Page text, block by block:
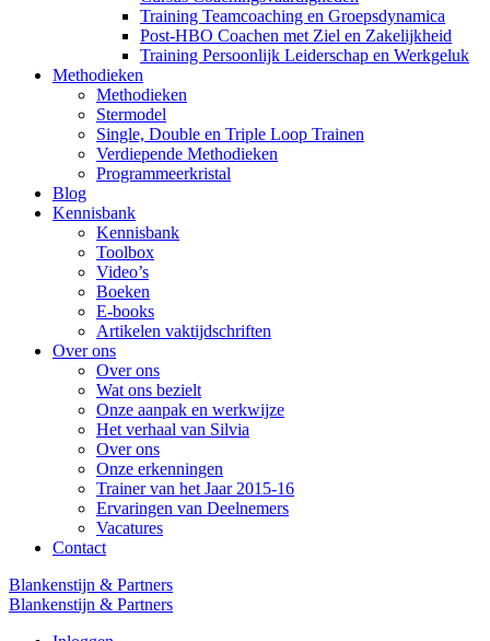
Training Teamcoaching en Groepsdynamica
Post-HBO Coachen met Ziel en Zakelijkheid
Training Persoonlijk Leiderschap en Werkgeluk
Methodieken
Methodieken
Stermodel
Single, Double en Triple Loop Trainen
Verdiepende Methodieken
Programmeerkristal
Blog
Kennisbank
Kennisbank
Toolbox
Video’s
Boeken
E-books
Artikelen vaktijdschriften
Over ons
Over ons
Wat ons bezielt
Onze aanpak en werkwijze
Het verhaal van Silvia
Over ons
Onze erkenningen
Trainer van het Jaar 2015-16
Ervaringen van Deelnemers
Vacatures
Contact
Blankenstijn & Partners
Blankenstijn & Partners